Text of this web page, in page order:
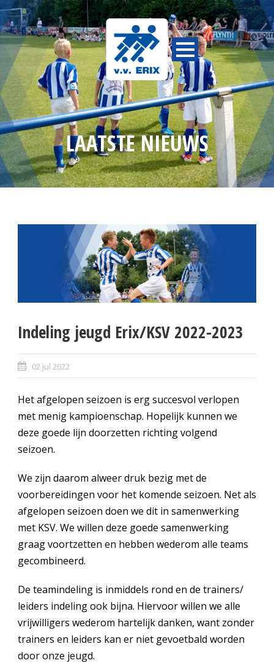
LAATSTE NIEUWS
Indeling jeugd Erix/KSV 2022-2023
02 jul 2022
Het afgelopen seizoen is erg succesvol verlopen
met menig kampioenschap. Hopelijk kunnen we
deze goede lijn doorzetten richting volgend
seizoen.
We zijn daarom alweer druk bezig met de
voorbereidingen voor het komende seizoen. Net als
afgelopen seizoen doen we dit in samenwerking
met KSV. We willen deze goede samenwerking
graag voortzetten en hebben wederom alle teams
gecombineerd.
De teamindeling is inmiddels rond en de trainers/
leiders indeling ook bijna. Hiervoor willen we alle
vrijwilligers wederom hartelijk danken, want zonder
trainers en leiders kan er niet gevoetbald worden
door onze jeugd.